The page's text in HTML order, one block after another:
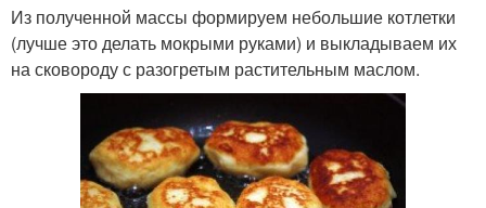
Из полученной массы формируем небольшие котлетки
(лучше это делать мокрыми руками) и выкладываем их
на сковороду с разогретым растительным маслом.